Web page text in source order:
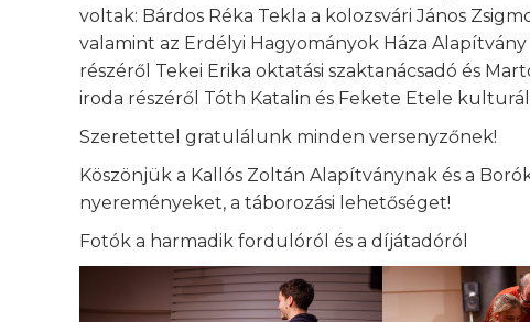
voltak: Bárdos Réka Tekla a kolozsvári János
valamint az Erdélyi Hagyományok Háza
részéről Tekei Erika oktatási szaktanácsadó és
iroda részéről Tóth Katalin és Fekete Etele
Szeretettel gratulálunk minden versenyzőnek!
Köszönjük a Kallós Zoltán Alapítványnak és a
nyereményeket, a táborozási lehetőséget!
Fotók a harmadik fordulóról és a díjátadóról